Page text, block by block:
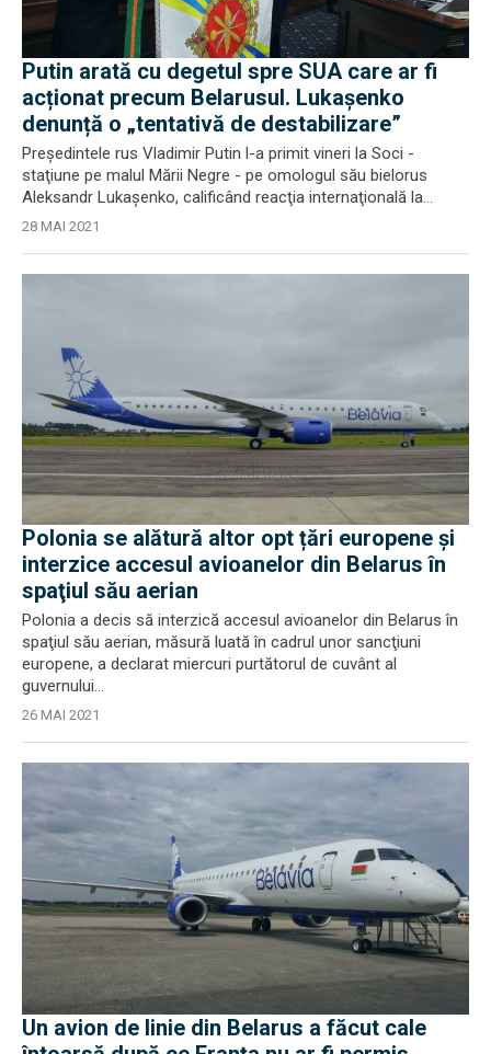
Putin arată cu degetul spre SUA care ar fi
acționat precum Belarusul. Lukașenko
denunță o „tentativă de destabilizare”
Preşedintele rus Vladimir Putin l-a primit vineri la Soci -
staţiune pe malul Mării Negre - pe omologul său bielorus
Aleksandr Lukaşenko, calificând reacţia internaţională la...
28 MAI 2021
Polonia se alătură altor opt țări europene și
interzice accesul avioanelor din Belarus în
spaţiul său aerian
Polonia a decis să interzică accesul avioanelor din Belarus în
spaţiul său aerian, măsură luată în cadrul unor sancţiuni
europene, a declarat miercuri purtătorul de cuvânt al
guvernului...
26 MAI 2021
Un avion de linie din Belarus a făcut cale